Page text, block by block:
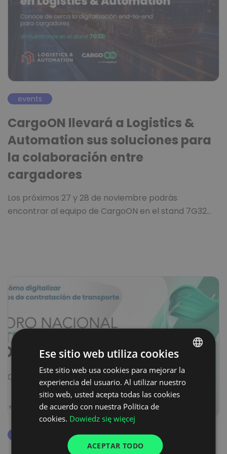
events
CargoON llevará a Logistics &
Automation sus soluciones para
la colaboración entre
cargadores
Los próximos 27 y 28 de noviembre podrás
encontrar al equipo de CargoON en el stand 7G32…
POLISH
ENGLISH
Ese sitio web utiliza cookies
Este sitio web usa cookies para mejorar la
experiencia del usuario. Al utilizar nuestro
sitio web, usted acepta todas las cookies
de acuerdo con nuestra Política de
cookies. Dowiedz się więcej
ACEPTAR TODO